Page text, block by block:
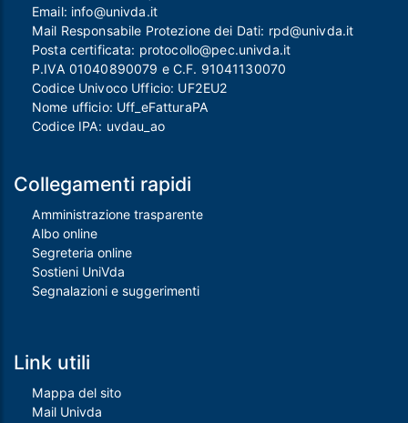
Email: info@univda.it
Mail Responsabile Protezione dei Dati: rpd@univda.it
Posta certificata: protocollo@pec.univda.it
P.IVA 01040890079 e C.F. 91041130070
Codice Univoco Ufficio: UF2EU2
Nome ufficio: Uff_eFatturaPA
Codice IPA: uvdau_ao
Collegamenti rapidi
Amministrazione trasparente
Albo online
Segreteria online
Sostieni UniVda
Segnalazioni e suggerimenti
Link utili
Mappa del sito
Mail Univda